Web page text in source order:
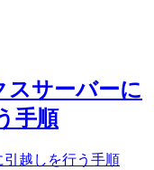
スサーバーに
手順
引越しを行う手順